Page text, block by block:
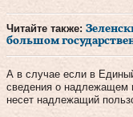
Читайте также:
большом
А в случае если в
сведения о надлежащем
несет надлежащий